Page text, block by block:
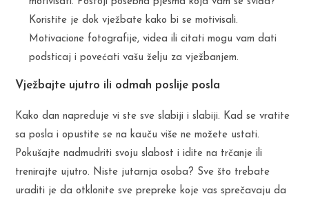
Koristite je dok vježbate kako bi se motivisali.
Motivacione fotografije, videa ili citati mogu vam dati
podsticaj i povećati vašu želju za vježbanjem.
Vježbajte ujutro ili odmah poslije posla
Kako dan napreduje vi ste sve slabiji i slabiji. Kad se vratite
sa posla i opustite se na kauču više ne možete ustati.
Pokušajte nadmudriti svoju slabost i idite na trčanje ili
trenirajte ujutro. Niste jutarnja osoba? Sve što trebate
uraditi je da otklonite sve prepreke koje vas sprečavaju da